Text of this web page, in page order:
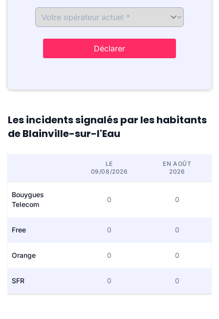
Déclarer
Les incidents signalés par les habitants
de Blainville-sur-l'Eau
LE
09/08/2026
EN AOÛT
2026
Bouygues
Telecom
0 0
Free 0 0
Orange 0 0
SFR 0 0